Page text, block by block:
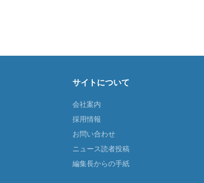
サイトについて
会社案内
採用情報
お問い合わせ
ニュース読者投稿
編集長からの手紙